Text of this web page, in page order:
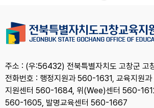
주소 : (우:56432) 전북특별자치도 고창군 고
전화번호 : 행정지원과 560-1631, 교육지원
지원센터 560-1684, 위(Wee)센터 560-
560-1605, 발명교육센터 560-1667